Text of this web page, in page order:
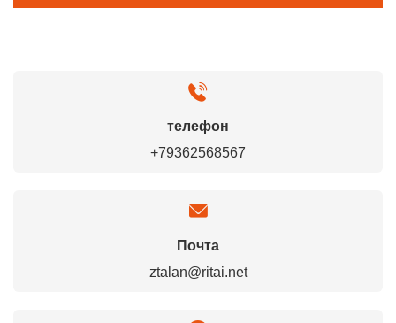
телефон
+79362568567
Почта
ztalan@ritai.net